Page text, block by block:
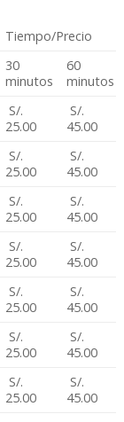
Tiempo/Precio
30
minutos
60
minutos
S/.
25.00
S/.
45.00
S/.
25.00
S/.
45.00
S/.
25.00
S/.
45.00
S/.
25.00
S/.
45.00
S/.
25.00
S/.
45.00
S/.
25.00
S/.
45.00
S/.
25.00
S/.
45.00